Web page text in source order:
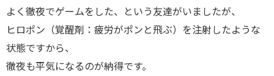
よく徹夜でゲームをした、という友達がいましたが、
ヒロポン（覚醒剤：疲労がポンと飛ぶ）を注射したような
状態ですから、
徹夜も平気になるのが納得です。